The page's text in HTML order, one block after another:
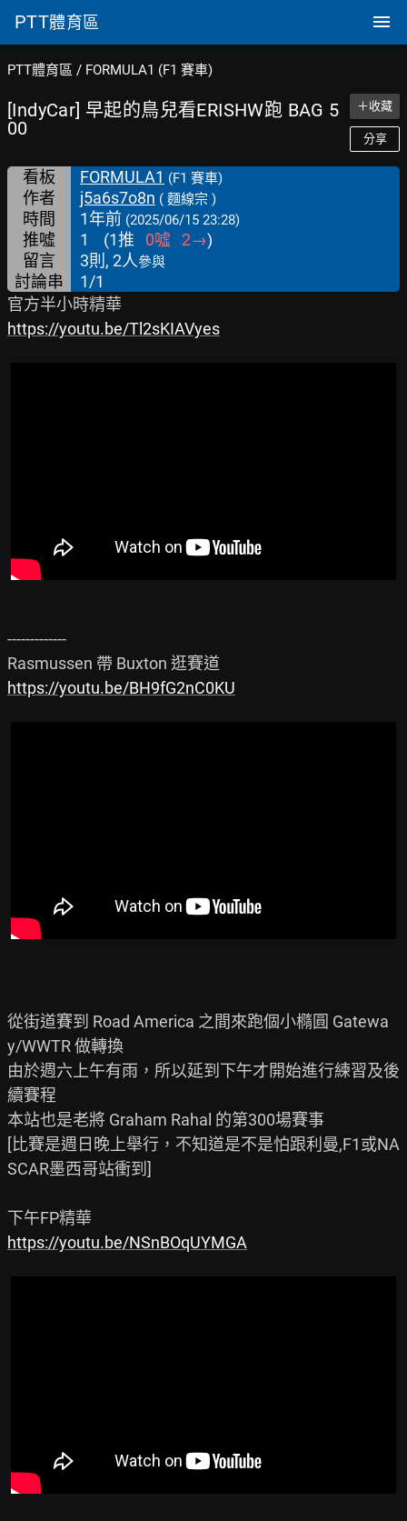
PTT體育區
PTT體育區 / FORMULA1 (F1 賽車)
[IndyCar] 早起的鳥兒看ERISHW跑 BAG 5
00
＋收藏
分享
看板 FORMULA1 (F1 賽車)
作者 j5a6s7o8n ( 麵線宗 )
時間 1年前 (2025/06/15 23:28)
推噓 1 (1推 0噓 2→)
留言
3則, 2人參與
討論串
1/1
https://youtu.be/Tl2sKIAVyes
-------------
https://youtu.be/BH9fG2nC0KU
從街道賽到 Road America 之間來跑個小橢圓 Gatewa
y/WWTR 做轉換
由於週六上午有雨，所以延到下午才開始進行練習及後
續賽程
本站也是老將 Graham Rahal 的第300場賽事
[比賽是週日晚上舉行，不知道是不是怕跟利曼,F1或NA
SCAR墨西哥站衝到]
https://youtu.be/NSnBOqUYMGA